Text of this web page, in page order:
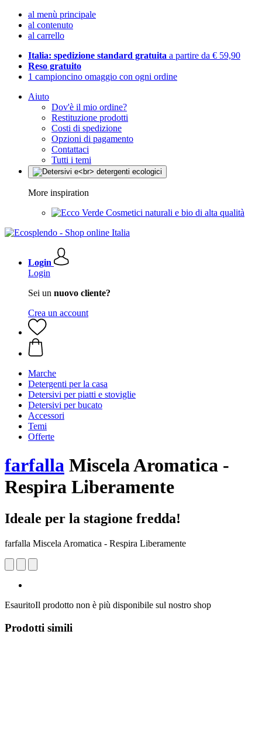
al menù principale
al contenuto
al carrello
Italia: spedizione standard gratuita a partire da € 59,90
Reso gratuito
1 campioncino omaggio con ogni ordine
Aiuto
Dov'è il mio ordine?
Restituzione prodotti
Costi di spedizione
Opzioni di pagamento
Contattaci
Tutti i temi
More inspiration
Cosmetici naturali e bio di alta qualità
Login
Login
Sei un nuovo cliente?
Crea un account
Marche
Detergenti per la casa
Detersivi per piatti e stoviglie
Detersivi per bucato
Accessori
Temi
Offerte
farfalla Miscela Aromatica -
Respira Liberamente
Ideale per la stagione fredda!
farfalla Miscela Aromatica - Respira Liberamente
EsauritoIl prodotto non è più disponibile sul nostro shop
Prodotti simili